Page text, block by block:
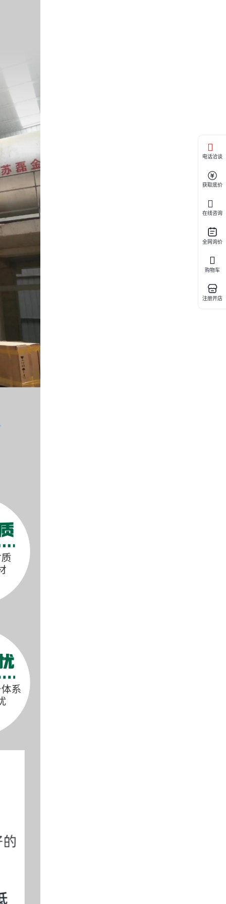
电话洽谈
获取底价
在线咨询
全网询价
购物车
注册开店